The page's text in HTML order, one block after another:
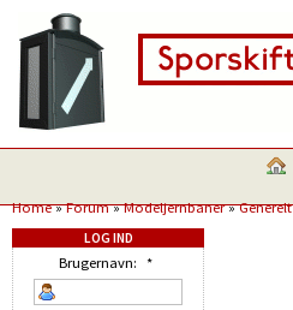
Home»Forum»Modeljernbaner»Generelt
LOG IND
Brugernavn: *